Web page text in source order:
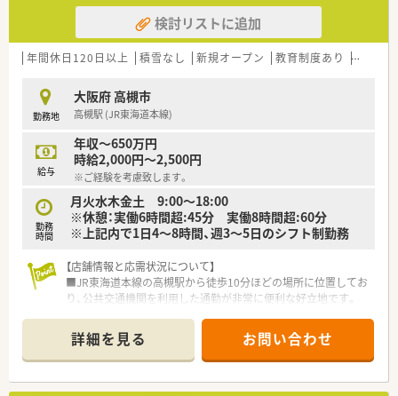
【法人特徴について】
■大阪府と京都府の北摂・京阪エリアを中心に10店舗以上をド
ミナント展開している安定した経営基盤の会社です。
ため、風通しが良く社員を大切にする社風があります。
■地域密着型のマンツーマン店舗を多く展開しており、患者様の
家族各世代から頼られる薬局作りを推進しています。
【勤務実態について】
■残業代は1分単位で全額支給される仕組みが整っており、サー
ビス残業が発生しないため安心して勤務できます。
■有給休暇の取得率は100％を誇っており、ワークライフバラン
スを重視して働きたい方に大変おすすめの職場です。
■ラストの勤務時間は20時過ぎ頃となるため、極端に帰宅が遅
検討リストに追加
年間休日120日以上 積雪なし 新規オープン 教育制度あり シフト
勤務地
大阪府 高槻市
高槻駅 (JR東海道本線)
給与
年収～650万円
時給2,000円～2,500円
※ご経験を考慮致します。
勤務
時間
月火水木金土 9:00～18:00
※休憩：実働6時間超:45分 実働8時間超:60分
※上記内で1日4～8時間、週3～5日のシフト制勤務
【店舗情報と応需状況について】
■JR東海道本線の高槻駅から徒歩10分ほどの場所に位置してお
り、公共交通機関を利用した通勤が非常に便利な好立地です。
おり、外来対応とは異なる専門性の高い応需状況となっていま
す。
■薬剤師は正社員2名とパート1名の計3名が在籍しており、常時
2名体制を維持することで無理のない業務運営を行っています。
詳細を見る お問い合わせ